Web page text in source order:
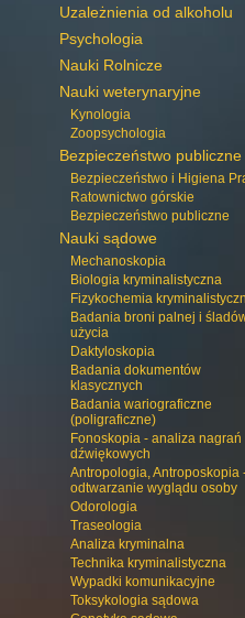
Uzależnienia od alkoholu
Psychologia
Nauki Rolnicze
Nauki weterynaryjne
Kynologia
Zoopsychologia
Bezpieczeństwo publiczne
Bezpieczeństwo i Higiena
Ratownictwo górskie
Bezpieczeństwo publiczne
Nauki sądowe
Mechanoskopia
Biologia kryminalistyczna
Fizykochemia
Badania broni palnej i
użycia
Daktyloskopia
Badania dokumentów
klasycznych
Badania wariograficzne
(poligraficzne)
Fonoskopia - analiza nagrań
dźwiękowych
Antropologia, Antroposkopia
odtwarzanie wyglądu osoby
Odorologia
Traseologia
Analiza kryminalna
Technika kryminalistyczna
Wypadki komunikacyjne
Toksykologia sądowa